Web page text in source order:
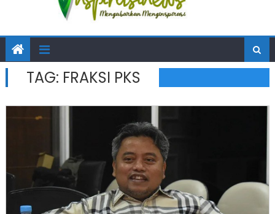
TAG: FRAKSI PKS